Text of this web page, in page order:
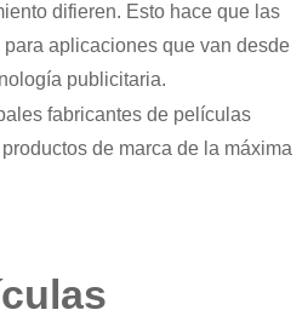
difieren. Esto hace que las
aplicaciones que van desde
publicitaria.
fabricantes de películas
de marca de la máxima